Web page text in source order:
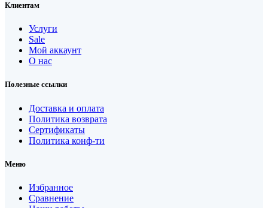
Клиентам
Услуги
Sale
Мой аккаунт
О нас
Полезные ссылки
Доставка и оплата
Политика возврата
Сертификаты
Политика конф-ти
Меню
Избранное
Сравнение